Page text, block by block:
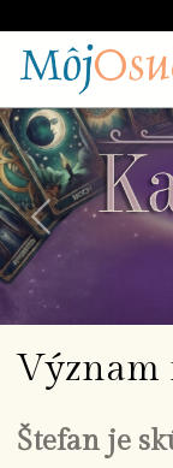
Význam
Štefan je